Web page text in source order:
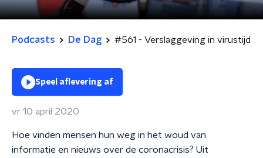
Podcasts De Dag #561 - Verslaggeving in virustijd
Speel aflevering af
vr 10 april 2020
Hoe vinden mensen hun weg in het woud van
informatie en nieuws over de coronacrisis? Uit